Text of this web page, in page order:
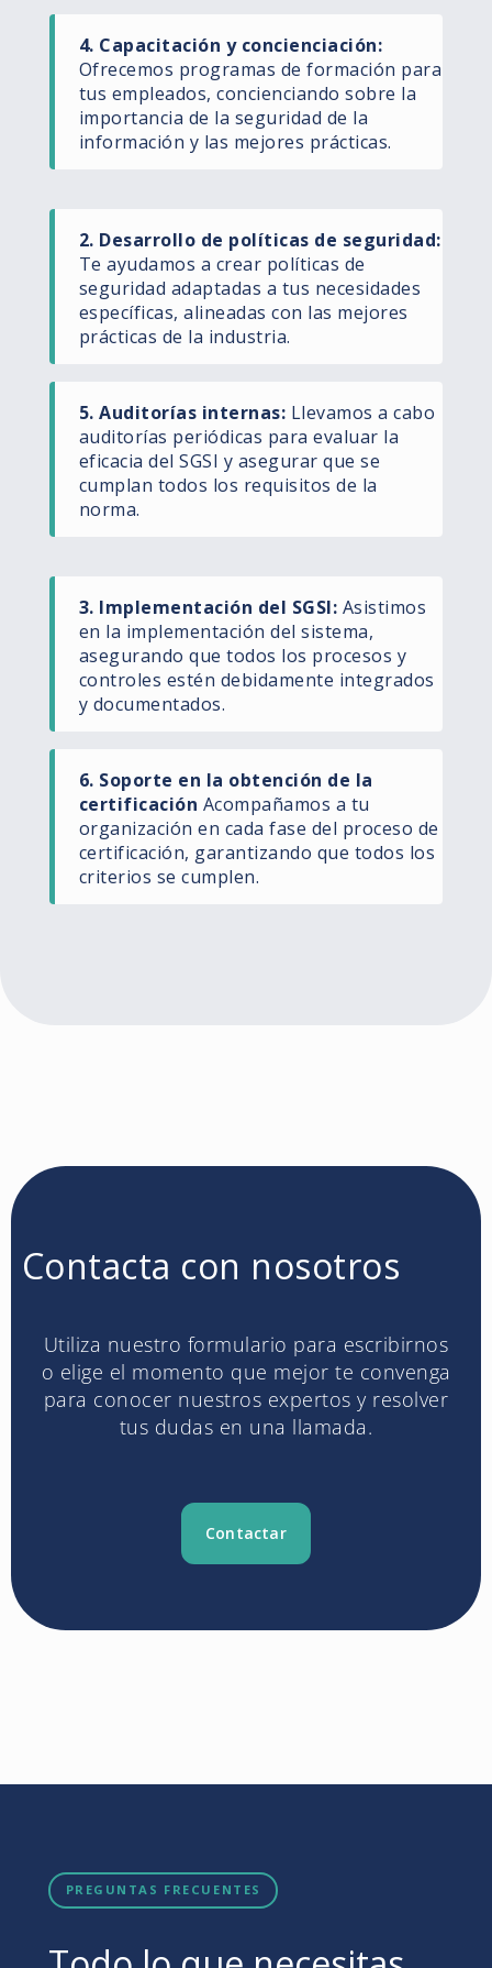
4. Capacitación y concienciación​:
Ofrecemos programas de formación para
tus empleados, concienciando sobre la
importancia de la seguridad de la
información y las mejores prácticas.​
2. Desarrollo de políticas de seguridad​:
Te ayudamos a crear políticas de
seguridad adaptadas a tus necesidades
específicas, alineadas con las mejores
prácticas de la industria.​
5. Auditorías internas: Llevamos a cabo
auditorías periódicas para evaluar la
eficacia del SGSI y asegurar que se
cumplan todos los requisitos de la
norma.​
3. Implementación del SGSI​: Asistimos
en la implementación del sistema,
asegurando que todos los procesos y
controles estén debidamente integrados
y documentados.​
6. Soporte en la obtención de la
certificación​ Acompañamos a tu
organización en cada fase del proceso de
certificación, garantizando que todos los
criterios se cumplen.​
Contacta con nosotros
Utiliza nuestro formulario para escribirnos
o elige el momento que mejor te convenga
para conocer nuestros expertos y resolver
tus dudas en una llamada.
Contactar
PREGUNTAS FRECUENTES